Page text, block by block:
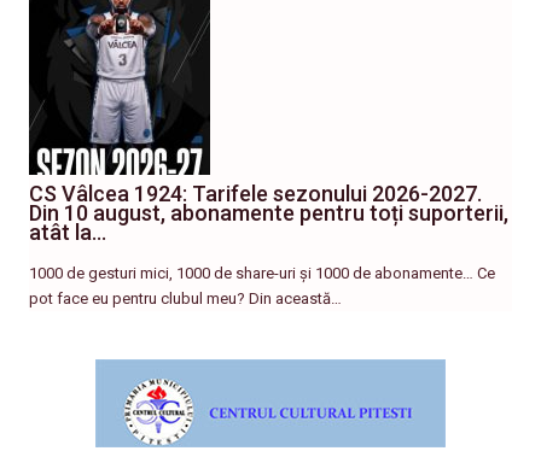
CS Vâlcea 1924: Tarifele sezonului 2026-2027.
Din 10 august, abonamente pentru toți suporterii,
atât la…
1000 de gesturi mici, 1000 de share-uri și 1000 de abonamente… Ce
pot face eu pentru clubul meu? Din această…